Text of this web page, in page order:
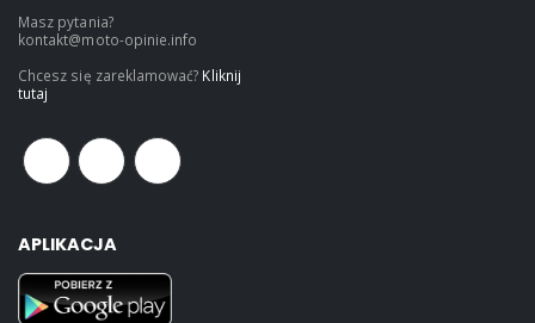
Masz pytania?
kontakt@moto-opinie.info
Chcesz się zareklamować? Kliknij
tutaj
APLIKACJA